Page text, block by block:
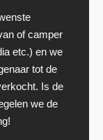
of camper
etc.) en we
tot de
Is de
we de